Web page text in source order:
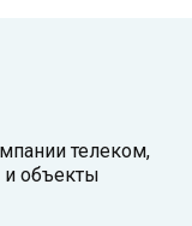
телеком,
и объекты